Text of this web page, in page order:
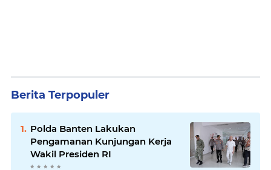
Berita Terpopuler
Polda Banten Lakukan
Pengamanan Kunjungan Kerja
Wakil Presiden RI